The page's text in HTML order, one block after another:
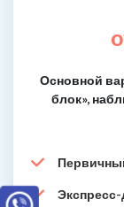
Основной
блок»,
Экспресс-